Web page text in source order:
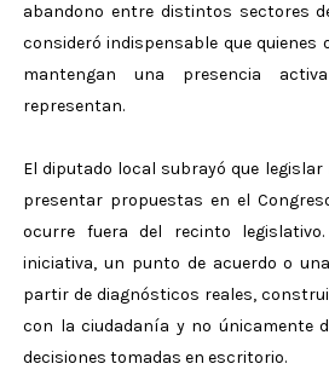
abandono entre distintos sectores
consideró indispensable que
mantengan una presencia
representan.
El diputado local subrayó que
presentar propuestas en el
ocurre fuera del recinto
iniciativa, un punto de acuerdo o
partir de diagnósticos reales,
con la ciudadanía y no únicamente
decisiones tomadas en escritorio.